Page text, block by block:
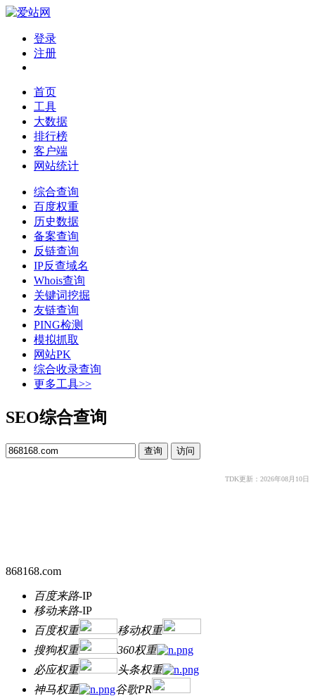
登录
注册
首页
工具
大数据
排行榜
客户端
网站统计
综合查询
百度权重
历史数据
备案查询
反链查询
IP反查域名
Whois查询
关键词挖掘
友链查询
PING检测
模拟抓取
网站PK
综合收录查询
更多工具>>
SEO综合查询
TDK更新：2026年08月10日
868168.com
百度来路-IP
移动来路-IP
百度权重
移动权重
搜狗权重
360权重
必应权重
头条权重
神马权重
谷歌PR